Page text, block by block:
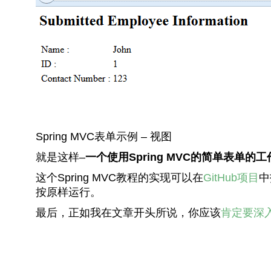
Spring MVC表单示例 – 视图
就是这样–一个使用Spring MVC的简单表单的工
这个Spring MVC教程的实现可以在GitHub项目
按原样运行。
最后，正如我在文章开头所说，你应该肯定要深